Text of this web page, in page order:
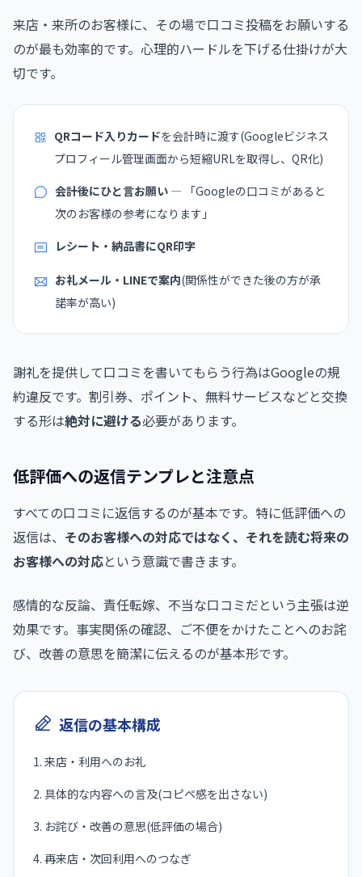
来店・来所のお客様に、その場で口コミ投稿をお願いする
のが最も効率的です。心理的ハードルを下げる仕掛けが大
切です。
QRコード入りカードを会計時に渡す(Googleビジネス
プロフィール管理画面から短縮URLを取得し、QR化)
会計後にひと言お願い — 「Googleの口コミがあると
次のお客様の参考になります」
レシート・納品書にQR印字
お礼メール・LINEで案内(関係性ができた後の方が承
諾率が高い)
謝礼を提供して口コミを書いてもらう行為はGoogleの規
約違反です。割引券、ポイント、無料サービスなどと交換
する形は絶対に避ける必要があります。
低評価への返信テンプレと注意点
すべての口コミに返信するのが基本です。特に低評価への
返信は、 そのお客様への対応ではなく、それを読む将来の
お客様への対応という意識で書きます。
感情的な反論、責任転嫁、不当な口コミだという主張は逆
効果です。事実関係の確認、ご不便をかけたことへのお詫
び、改善の意思を簡潔に伝えるのが基本形です。
返信の基本構成
来店・利用へのお礼
具体的な内容への言及(コピペ感を出さない)
お詫び・改善の意思(低評価の場合)
再来店・次回利用へのつなぎ